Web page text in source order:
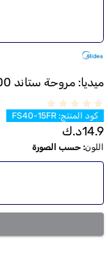
ميديا: مروحة ستاند 800 وات، 16 بوصة
كود المنتج:
FS40-15FR
14.9د.ك
اللون: حسب الصورة